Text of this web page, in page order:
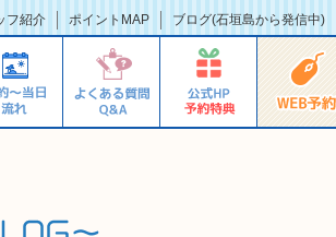
フ紹介 ポイントMAP ブログ(石垣島から発信中)